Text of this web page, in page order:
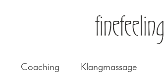
Coaching Klangmassage